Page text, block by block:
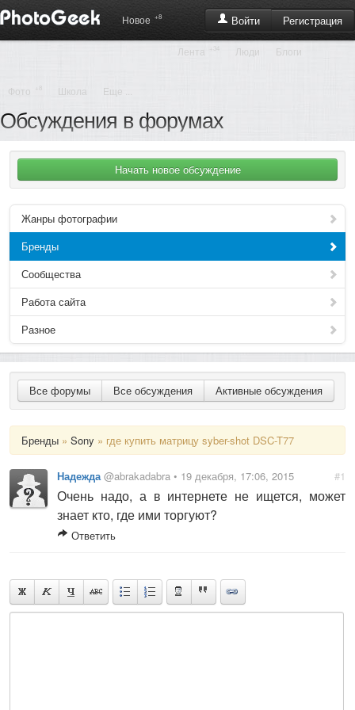
Войти Регистрация
Новое +8
Лента Люди Блоги
Фото Школа Еще ...
Обсуждения в форумах
Жанры фотографии
Бренды
Сообщества
Работа сайта
Разное
Все форумы Все обсуждения Активные обсуждения
Бренды » Sony » где купить матрицу syber-shot DSC-T77
Надежда@abrakadabra • 19 декабря, 17:06, 2015 #1
Очень надо, а в интернете не ищется, может
знает кто, где ими торгуют?
Ответить